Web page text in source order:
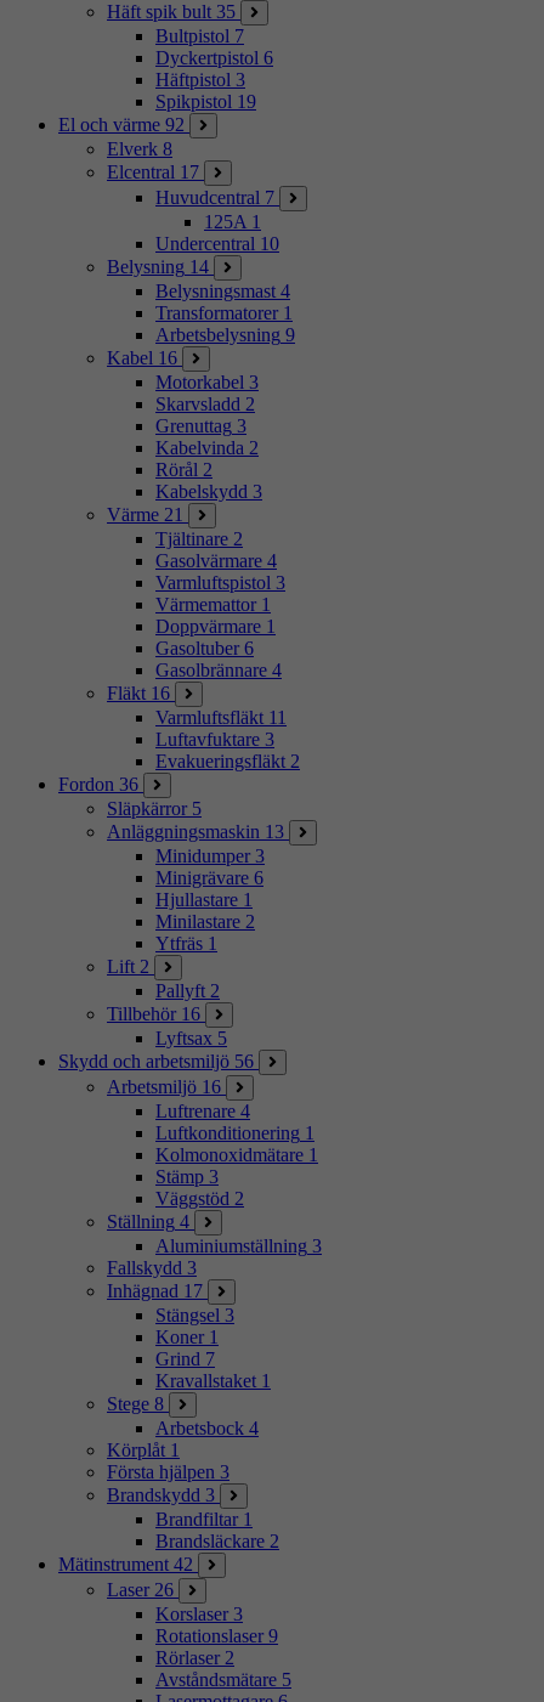
Häft spik bult 35
Bultpistol 7
Dyckertpistol 6
Häftpistol 3
Spikpistol 19
El och värme 92
Elverk 8
Elcentral 17
Huvudcentral 7
125A 1
Undercentral 10
Belysning 14
Belysningsmast 4
Transformatorer 1
Arbetsbelysning 9
Kabel 16
Motorkabel 3
Skarvsladd 2
Grenuttag 3
Kabelvinda 2
Rörål 2
Kabelskydd 3
Värme 21
Tjältinare 2
Gasolvärmare 4
Varmluftspistol 3
Värmemattor 1
Doppvärmare 1
Gasoltuber 6
Gasolbrännare 4
Fläkt 16
Varmluftsfläkt 11
Luftavfuktare 3
Evakueringsfläkt 2
Fordon 36
Släpkärror 5
Anläggningsmaskin 13
Minidumper 3
Minigrävare 6
Hjullastare 1
Minilastare 2
Ytfräs 1
Lift 2
Pallyft 2
Tillbehör 16
Lyftsax 5
Skydd och arbetsmiljö 56
Arbetsmiljö 16
Luftrenare 4
Luftkonditionering 1
Kolmonoxidmätare 1
Stämp 3
Väggstöd 2
Ställning 4
Aluminiumställning 3
Fallskydd 3
Inhägnad 17
Stängsel 3
Koner 1
Grind 7
Kravallstaket 1
Stege 8
Arbetsbock 4
Körplåt 1
Första hjälpen 3
Brandskydd 3
Brandfiltar 1
Brandsläckare 2
Mätinstrument 42
Laser 26
Korslaser 3
Rotationslaser 9
Rörlaser 2
Avståndsmätare 5